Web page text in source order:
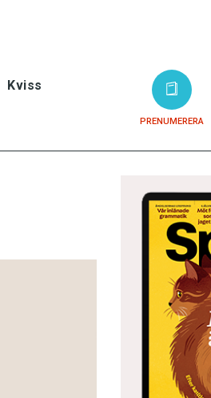
Kviss
PRENUMERERA